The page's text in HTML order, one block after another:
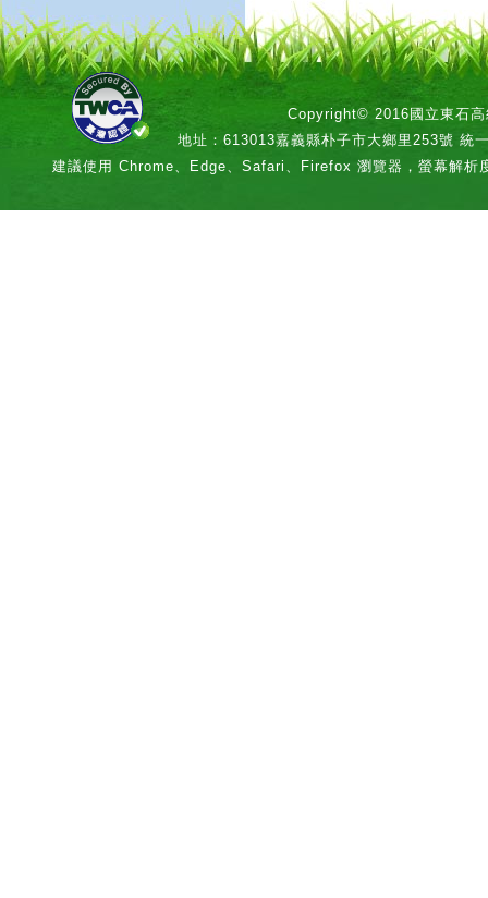
Copyright© 2016國立東石高
地址：613013嘉義縣朴子市大鄉里253號 統
建議使用 Chrome、Edge、Safari、Firefox 瀏覽器，螢幕解